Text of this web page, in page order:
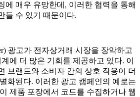
에 매우 유망한데, 이러한 협력을 통해
들 수 있기 때문이다.
광고가 전자상거래 시장을 장악하고
에 더 많은 기회를 제공하고 있다. 이
브랜드와 소비자 간의 상호 작용이 더
화된다. 이러한 광고 캠페인의 예로는
제품 포장에서 코드를 수집하거나 웹